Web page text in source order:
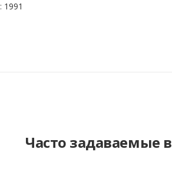
: 1991
Часто задаваемые